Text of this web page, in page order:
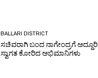
BALLARI DISTRICT
ಸಚಿವರಾಗಿ ಬಂದ ನಾಗೇಂದ್ರಗೆ ಅದ್ದೂರಿ
ಸ್ವಾಗತ ಕೋರಿದ ಅಭಿಮಾನಿಗಳು